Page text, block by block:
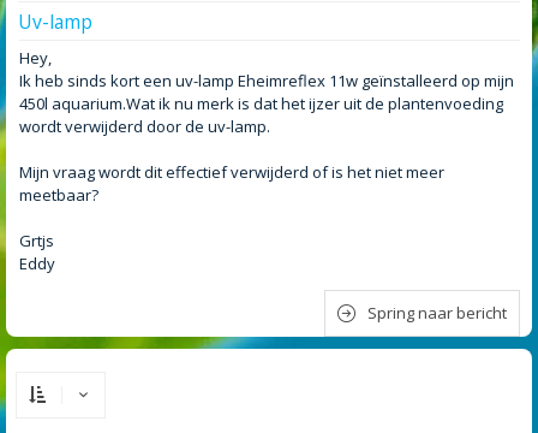
Uv-lamp
Hey,
Ik heb sinds kort een uv-lamp Eheimreflex 11w geïnstalleerd op mijn
450l aquarium.Wat ik nu merk is dat het ijzer uit de plantenvoeding
wordt verwijderd door de uv-lamp.
Mijn vraag wordt dit effectief verwijderd of is het niet meer
meetbaar?
Grtjs
Eddy
Spring naar bericht